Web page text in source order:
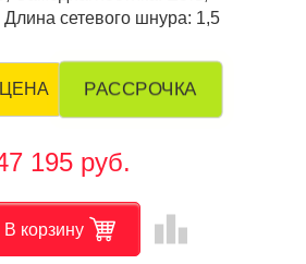
сетевого шнура: 1,5
РАССРОЧКА
195 руб.
В корзину leaderboard